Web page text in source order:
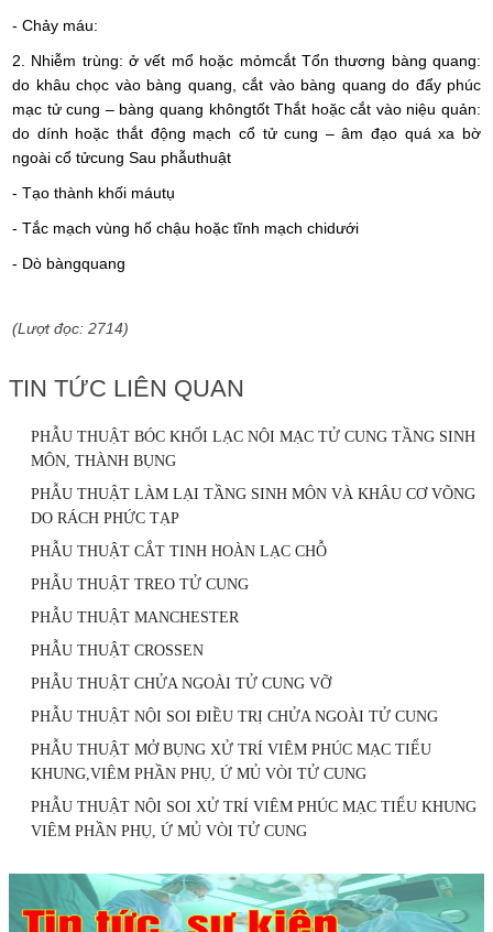
- Chảy máu:
2.
Nhiễm trùng: ở vết mổ hoặc mỏmcắt Tổn thương bàng quang:
do khâu chọc vào bàng quang, cắt vào bàng quang do đẩy phúc
mạc tử cung – bàng quang khôngtốt Thắt hoặc cắt vào niệu quản:
do dính hoặc thắt động mạch cổ tử cung – âm đạo quá xa bờ
ngoài cổ tửcung Sau phẫuthuật
- Tạo thành khối máutụ
- Tắc mạch vùng hố chậu hoặc tĩnh mạch chidưới
- Dò bàngquang
(Lượt đọc: 2714)
TIN TỨC LIÊN QUAN
PHẪU THUẬT BÓC KHỐI LẠC NỘI MẠC TỬ CUNG TẦNG SINH
MÔN, THÀNH BỤNG
PHẪU THUẬT LÀM LẠI TẦNG SINH MÔN VÀ KHÂU CƠ VÕNG
DO RÁCH PHỨC TẠP
PHẪU THUẬT CẮT TINH HOÀN LẠC CHỖ
PHẪU THUẬT TREO TỬ CUNG
PHẪU THUẬT MANCHESTER
PHẪU THUẬT CROSSEN
PHẪU THUẬT CHỬA NGOÀI TỬ CUNG VỠ
PHẪU THUẬT NỘI SOI ĐIỀU TRỊ CHỬA NGOÀI TỬ CUNG
PHẪU THUẬT MỞ BỤNG XỬ TRÍ VIÊM PHÚC MẠC TIỂU
KHUNG,VIÊM PHẦN PHỤ, Ứ MỦ VÒI TỬ CUNG
PHẪU THUẬT NỘI SOI XỬ TRÍ VIÊM PHÚC MẠC TIỂU KHUNG
VIÊM PHẦN PHỤ, Ứ MỦ VÒI TỬ CUNG